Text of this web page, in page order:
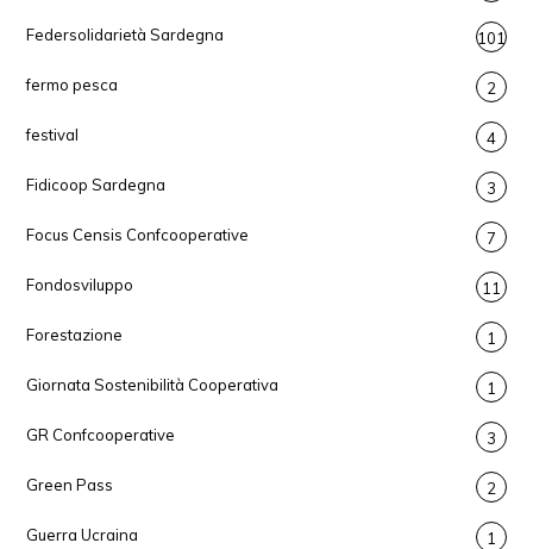
Federsolidarietà Sardegna 101
fermo pesca 2
festival 4
Fidicoop Sardegna 3
Focus Censis Confcooperative 7
Fondosviluppo 11
Forestazione 1
Giornata Sostenibilità Cooperativa 1
GR Confcooperative 3
Green Pass 2
Guerra Ucraina 1